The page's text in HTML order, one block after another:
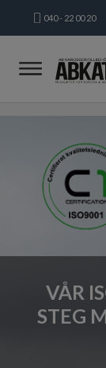
040 - 22 00 20
Produkter
Kampanjer
Kundservice &
Om oss
Öppettider:
16.00
VÅR
STEG